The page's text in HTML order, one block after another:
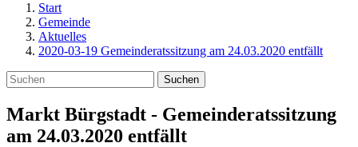
Start
Gemeinde
Aktuelles
2020-03-19 Gemeinderatssitzung am 24.03.2020 entfällt
Suchen
Markt Bürgstadt - Gemeinderatssitzung
am 24.03.2020 entfällt